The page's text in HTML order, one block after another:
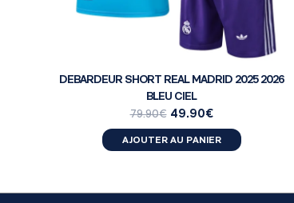
DEBARDEUR SHORT REAL MADRID 2025 2026
BLEU CIEL
79.90€ 49.90€
AJOUTER AU PANIER